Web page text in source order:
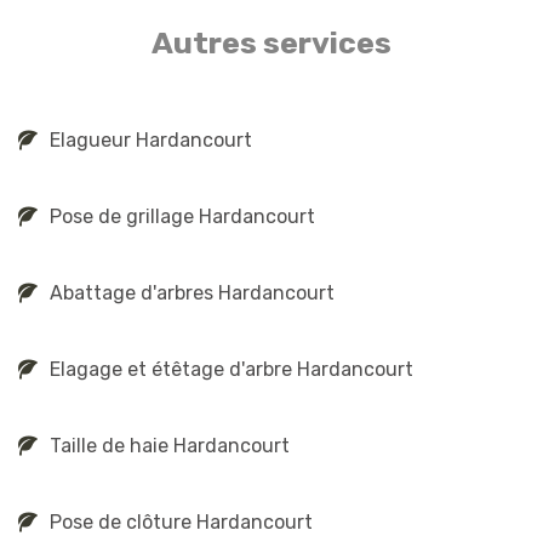
Autres services
Elagueur Hardancourt
Pose de grillage Hardancourt
Abattage d'arbres Hardancourt
Elagage et étêtage d'arbre Hardancourt
Taille de haie Hardancourt
Pose de clôture Hardancourt